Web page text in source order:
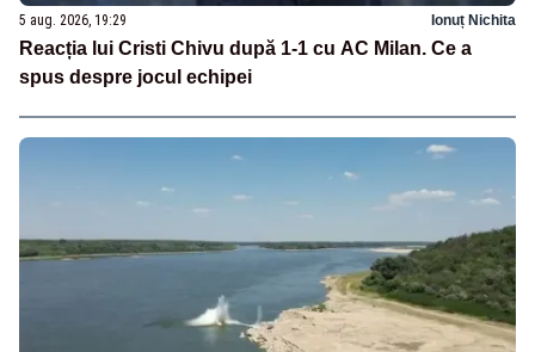
5 aug. 2026, 19:29 Ionuț Nichita
Reacția lui Cristi Chivu după 1-1 cu AC Milan. Ce a
spus despre jocul echipei